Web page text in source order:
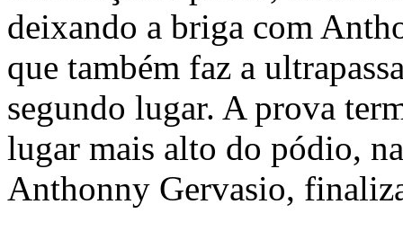
deixando a briga com
que também faz a
segundo lugar. A prova
lugar mais alto do pódio,
Anthonny Gervasio,